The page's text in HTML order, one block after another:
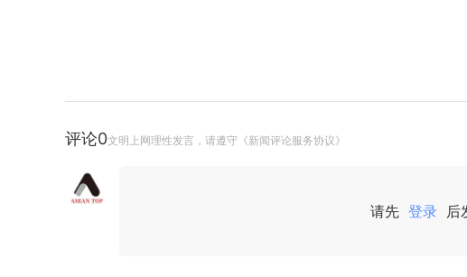
评论0文明上网理性发言，请遵守《新闻评论服务协议》
请先 登录 后